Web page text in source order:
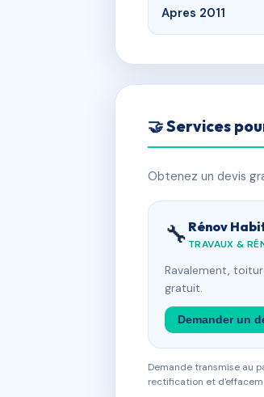
Apres 2011
🤝 Services
Obtenez un devis
🔧 Rénov
TRAVAUX &
Ravalement,
gratuit.
Demander un
Demande transmise au
rectification et